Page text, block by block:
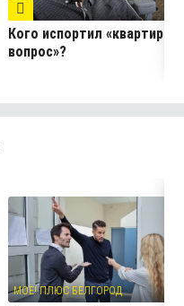
Кого испортил
вопрос»?
МОЁ! ПЛЮС БЕЛГОРОД